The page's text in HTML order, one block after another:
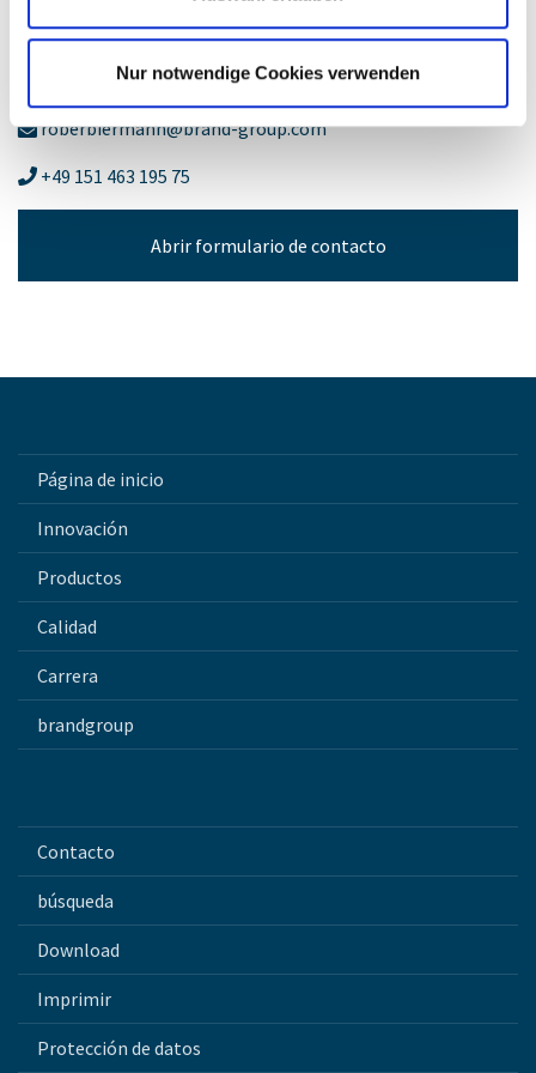
Nur notwendige Cookies verwenden
Ralph Oberbiermann
Cuentas clave – Jefatura
roberbiermann@brand-group.com
+49 151 463 195 75
Abrir formulario de contacto
Página de inicio
Innovación
Productos
Calidad
Carrera
brandgroup
Contacto
búsqueda
Download
Imprimir
Protección de datos